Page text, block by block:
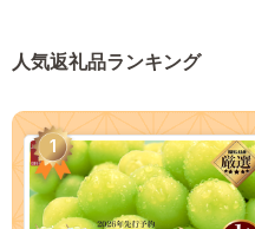
人気返礼品ランキング
1